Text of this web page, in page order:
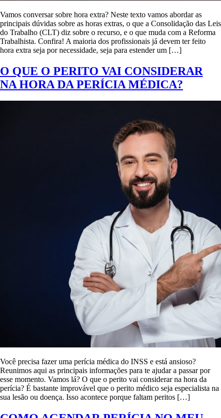
Vamos conversar sobre hora extra? Neste texto vamos abordar as
principais dúvidas sobre as horas extras, o que a Consolidação das Leis
do Trabalho (CLT) diz sobre o recurso, e o que muda com a Reforma
Trabalhista. Confira! A maioria dos profissionais já devem ter feito
hora extra seja por necessidade, seja para estender um […]
O QUE O PERITO VAI CONSIDERAR
NA HORA DA PERÍCIA MÉDICA?
Você precisa fazer uma perícia médica do INSS e está ansioso?
Reunimos aqui as principais informações para te ajudar a passar por
esse momento. Vamos lá? O que o perito vai considerar na hora da
perícia? É bastante improvável que o perito médico seja especialista na
sua lesão ou doença. Isso acontece porque faltam peritos […]